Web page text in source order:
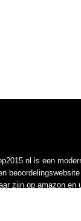
is een
zijn op amazon en